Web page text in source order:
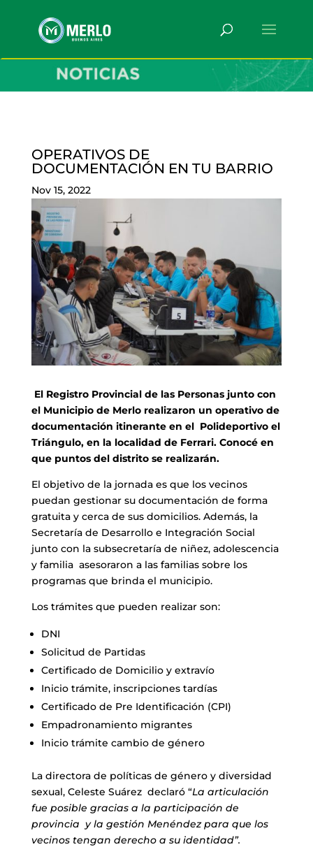
OPERATIVOS DE
DOCUMENTACIÓN EN TU BARRIO
Nov 15, 2022
El Registro Provincial de las Personas junto con
el Municipio de Merlo realizaron un operativo de
documentación itinerante en el Polideportivo el
Triángulo, en la localidad de Ferrari. Conocé en
que puntos del distrito se realizarán.
El objetivo de la jornada es que los vecinos
puedan gestionar su documentación de forma
gratuita y cerca de sus domicilios. Además, la
Secretaría de Desarrollo e Integración Social
junto con la subsecretaría de niñez, adolescencia
y familia asesoraron a las familias sobre los
programas que brinda el municipio.
Los trámites que pueden realizar son:
DNI
Solicitud de Partidas
Certificado de Domicilio y extravío
Inicio trámite, inscripciones tardías
Certificado de Pre Identificación (CPI)
Empadronamiento migrantes
Inicio trámite cambio de género
La directora de políticas de género y diversidad
sexual, Celeste Suárez declaró “La articulación
fue posible gracias a la participación de
provincia y la gestión Menéndez para que los
vecinos tengan derecho a su identidad”.